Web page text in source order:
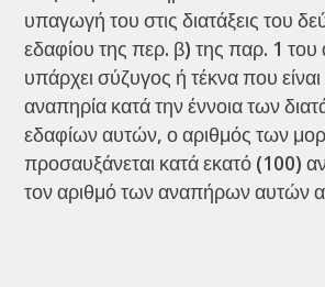
υπαγωγή του στις διατάξεις του
εδαφίου της περ. β) της παρ. 1
υπάρχει σύζυγος ή τέκνα που
αναπηρία κατά την έννοια των
εδαφίων αυτών, ο αριθμός των
προσαυξάνεται κατά εκατό (100)
τον αριθμό των αναπήρων αυτών